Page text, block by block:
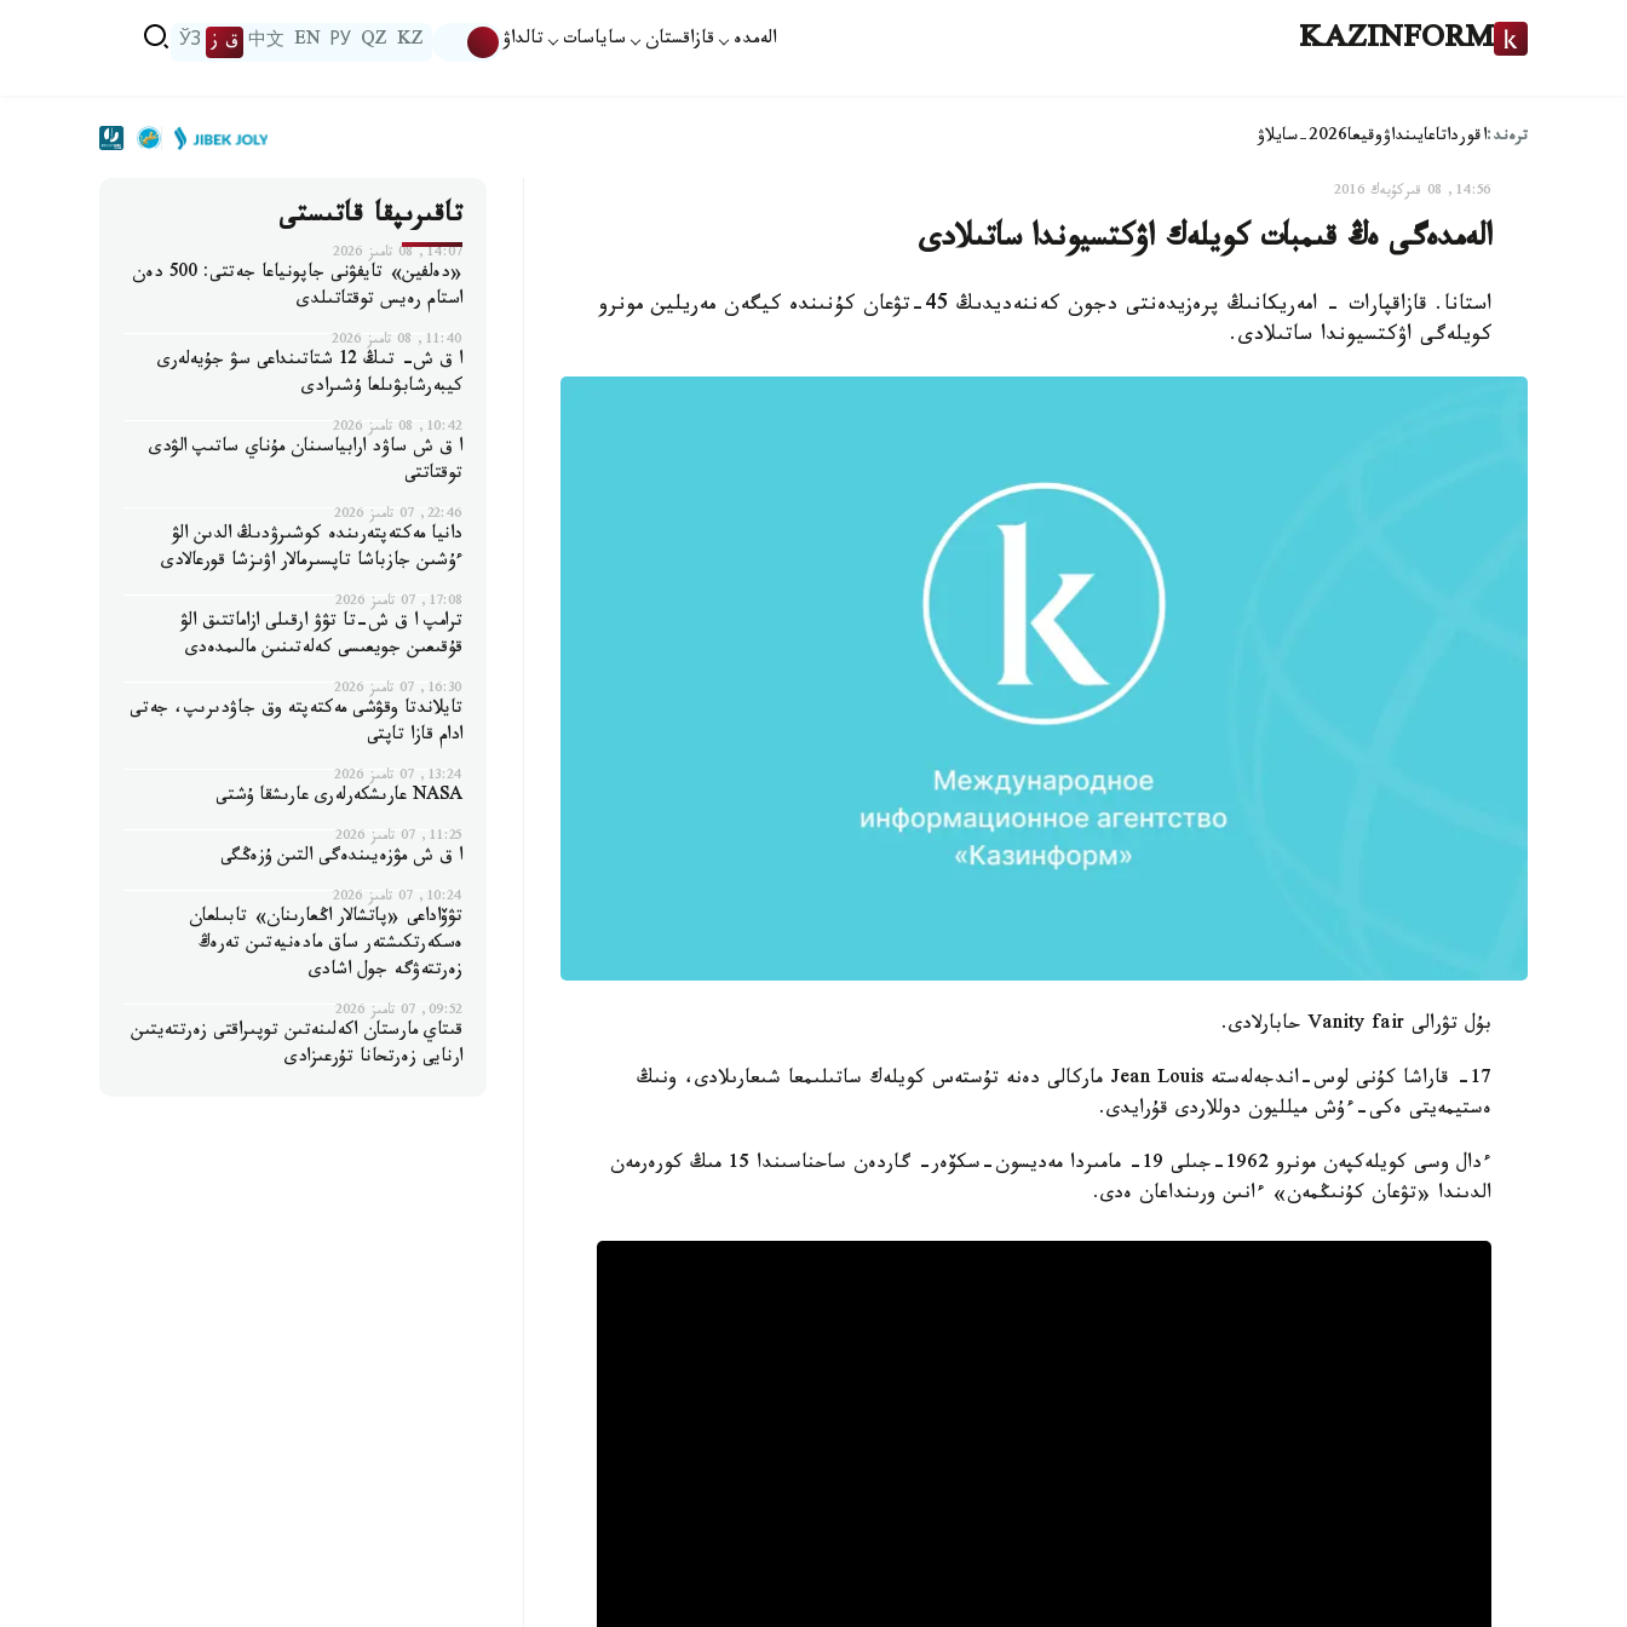
KAZINFORM الەمدە قازاقستان ساياسات تالداۋ KZ
QZ
РУ
EN
中文 ق ز ЎЗ
ترەند:اقورداتاعايىنداۋوقيعا2026-سايلاۋ
14:56, 08 قىركۇيەك 2016
الەمدەگى ەڭ قىمبات كويلەك اۋكتسيوندا ساتىلادى
استانا. قازاقپارات - امەريكانىڭ پرەزيدەنتى دجون كەننەديدىڭ 45-تۋعان كۇنىندە كيگەن مەريلين مونرو
كويلەگى اۋكتسيوندا ساتىلادى.
بۇل تۋرالى Vanity fair حابارلادى.
17- قاراشا كۇنى لوس-اندجەلەستە Jean Louis ماركالى دەنە تۇستەس كويلەك ساتىلىمعا شىعارىلادى، ونىڭ
ەستيمەيتى ەكى-ءۇش ميلليون دوللاردى قۇرايدى.
ءدال وسى كويلەكپەن مونرو 1962-جىلى 19- مامىردا مەديسون-سكۆەر- گاردەن ساحناسىندا 15 مىڭ كورەرمەن
الدىندا «تۋعان كۇنىڭمەن» ءانىن ورىنداعان ەدى.
تاقىرىپقا قاتىستى
14:07, 08 تامىز 2026
«دەلفين» تايفۋنى جاپونياعا جەتتى: 500 دەن
استام رەيس توقتاتىلدى
11:40, 08 تامىز 2026
ا ق ش- تىڭ 12 شتاتىنداعى سۋ جۇيەلەرى
كيبەرشابۋىلعا ۇشىرادى
10:42, 08 تامىز 2026
ا ق ش ساۋد ارابياسىنان مۇناي ساتىپ الۋدى
توقتاتتى
22:46, 07 تامىز 2026
دانيا مەكتەپتەرىندە كوشىرۋدىڭ الدىن الۋ
ءۇشىن جازباشا تاپسىرمالار اۋىزشا قورعالادى
17:08, 07 تامىز 2026
ترامپ ا ق ش-تا تۋۋ ارقىلى ازاماتتىق الۋ
قۇقىعىن جويعىسى كەلەتىنىن مالىمدەدى
16:30, 07 تامىز 2026
تايلاندتا وقۋشى مەكتەپتە وق جاۋدىرىپ، جەتى
ادام قازا تاپتى
13:24, 07 تامىز 2026
NASA عارىشكەرلەرى عارىشقا ۇشتى
11:25, 07 تامىز 2026
ا ق ش مۋزەيىندەگى التىن ۇزەڭگى
10:24, 07 تامىز 2026
تۋۆاداعى «پاتشالار اڭعارىنان» تابىلعان
ەسكەرتكىشتەر ساق مادەنيەتىن تەرەڭ
زەرتتەۋگە جول اشادى
09:52, 07 تامىز 2026
قىتاي مارستان اكەلىنەتىن توپىراقتى زەرتتەيتىن
ارنايى زەرتحانا تۇرعىزادى